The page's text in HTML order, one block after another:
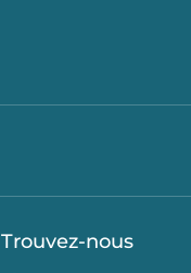
Trouvez-nous